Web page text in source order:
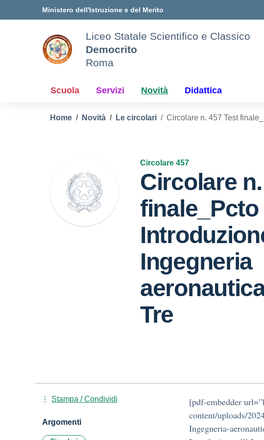
Ministero dell'Istruzione e del Merito
Liceo Statale Scientifico e Classico
Democrito
Roma
Scuola Servizi Novità Didattica
Home Novità Le circolari Circolare n. 457 Test
Circolare 457
Circolare
finale_Pcto
Ingegneria
Tre
[pdf-embedder
content/uploads/
Ingegneria-
Stampa / Condividi
Argomenti